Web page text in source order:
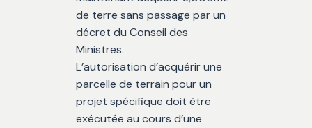
de terre sans passage par un
décret du Conseil des
Ministres.
L’autorisation d’acquérir une
parcelle de terrain pour un
projet spécifique doit être
exécutée au cours d’une